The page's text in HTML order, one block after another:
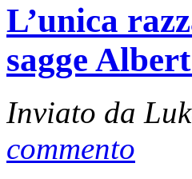
L’unica
sagge
Inviato da
commento